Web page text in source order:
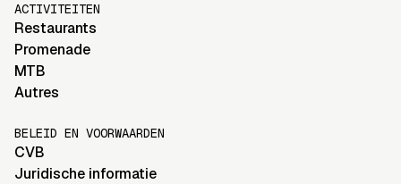
ACTIVITEITEN
Restaurants
Promenade
MTB
Autres
BELEID EN VOORWAARDEN
CVB
Juridische informatie